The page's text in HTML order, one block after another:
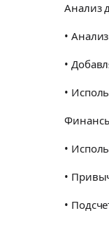
Анализ
•
•
•
•
•
•